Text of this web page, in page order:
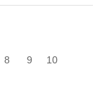
8 9 10